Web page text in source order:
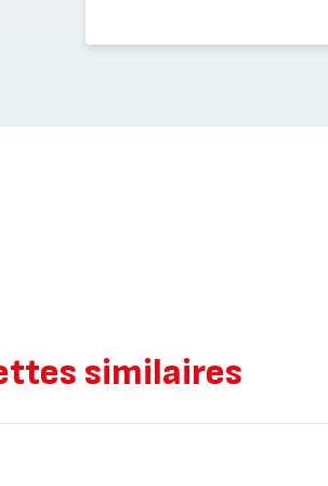
similaires